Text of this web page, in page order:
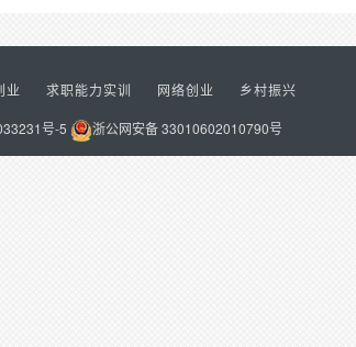
业 求职能力实训 网络创业 乡村振兴
号-5 浙公网安备 33010602010790号